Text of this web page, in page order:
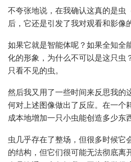
不夸张地说，在我确认这真的是虫
后，它还是引发了我对观看和影像
如果它就是智能体呢？如果全知全
化的形象，为什么不可以是这只虫
只看不见的虫。
然后我又用了一些时间来反思我的
何对上述图像做出了反应。在一个
成本地增加一只小虫能创造多少东
虫几乎存在了整场，但很多时候它
的结构，但它们很可能无法彻底离